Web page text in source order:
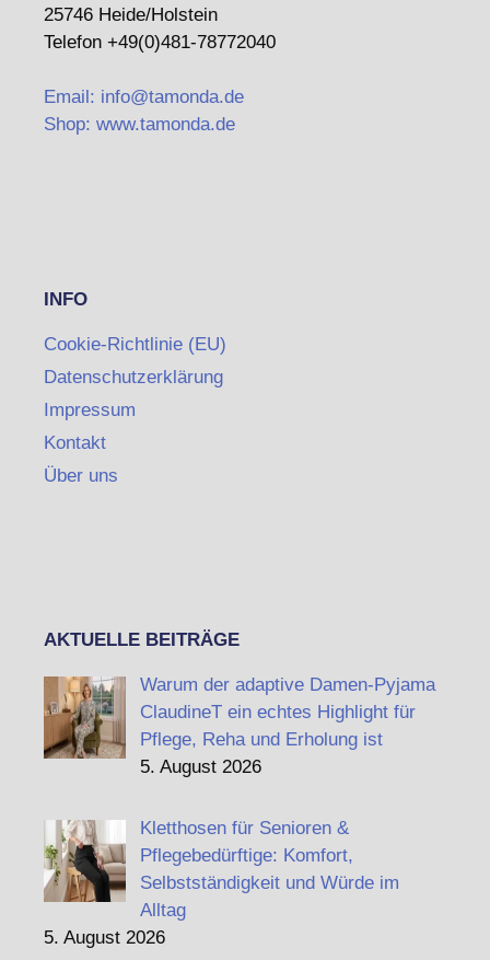
25746 Heide/Holstein
Telefon +49(0)481-78772040
Email: info@tamonda.de
Shop: www.tamonda.de
INFO
Cookie-Richtlinie (EU)
Datenschutzerklärung
Impressum
Kontakt
Über uns
AKTUELLE BEITRÄGE
Warum der adaptive Damen-Pyjama
ClaudineT ein echtes Highlight für
Pflege, Reha und Erholung ist
5. August 2026
Kletthosen für Senioren &
Pflegebedürftige: Komfort,
Selbstständigkeit und Würde im
Alltag
5. August 2026